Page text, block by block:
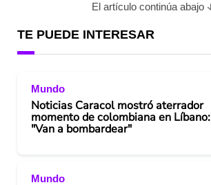
El artículo continúa abajo
TE PUEDE INTERESAR
Mundo
Noticias Caracol mostró aterrador
momento de colombiana en Líbano:
"Van a bombardear"
Mundo